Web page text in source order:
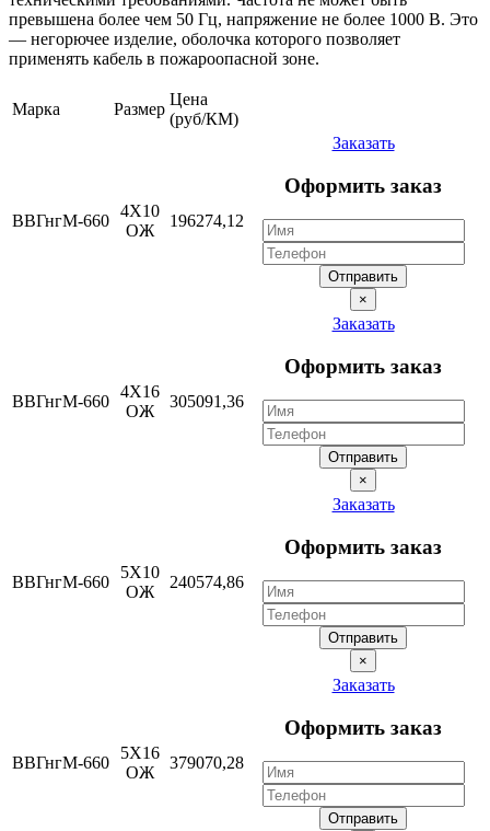
превышена более чем 50 Гц, напряжение не более 1000 В. Это
— негорючее изделие, оболочка которого позволяет
применять кабель в пожароопасной зоне.
Марка Размер
Цена
(руб/КМ)
ВВГнгМ-660
4Х10
ОЖ
196274,12
Заказать
Оформить заказ
Отправить
×
ВВГнгМ-660
4Х16
ОЖ
305091,36
Заказать
Оформить заказ
Отправить
×
ВВГнгМ-660
5Х10
ОЖ
240574,86
Заказать
Оформить заказ
Отправить
×
ВВГнгМ-660
5Х16
ОЖ
379070,28
Заказать
Оформить заказ
Отправить